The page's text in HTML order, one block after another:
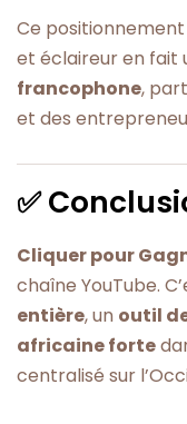
Ce
et éclaireur en fait
francophone,
et des
✅
Cliquer pour
chaîne YouTube.
entière, un outil
africaine forte
centralisé sur